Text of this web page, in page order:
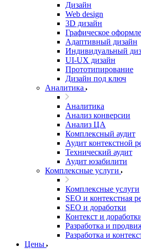
Дизайн
Web design
3D дизайн
Графическое
Адаптивный дизайн
Индивидуальный
UI‑UX дизайн
Прототипирование
Дизайн под ключ
Аналитика
Аналитика
Анализ конверсии
Анализ ЦА
Комплексный аудит
Аудит контекстной
Технический аудит
Аудит юзабилити
Комплексные услуги
Комплексные услуги
SEO и контекстная
SEO и доработки
Контекст и
Разработка и
Разработка и
Цены